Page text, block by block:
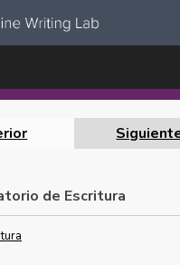
de Escritura